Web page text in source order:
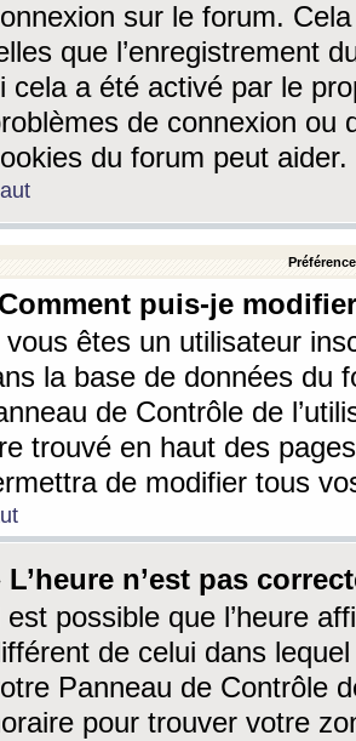
sur le forum.
que l’enregistrement
cela a été activé par le
de connexion ou
du forum peut aider.
puis-je
vous êtes un utilisateur
la base de données du
de Contrôle de
trouvé en haut des
de modifier tous
L’heure n’est pas
est possible que l’heure
de celui dans
Panneau de Contrôle
pour trouver votre